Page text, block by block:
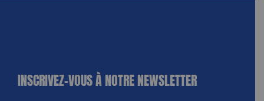
INSCRIVEZ-VOUS À NOTRE NEWSLETTER